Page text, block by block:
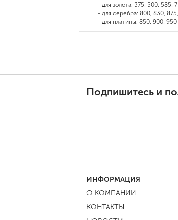
- для золота: 375, 500, 585,
- для серебра: 800, 830,
- для платины: 850, 900, 950
Подпишитесь и
ИНФОРМАЦИЯ
О КОМПАНИИ
КОНТАКТЫ